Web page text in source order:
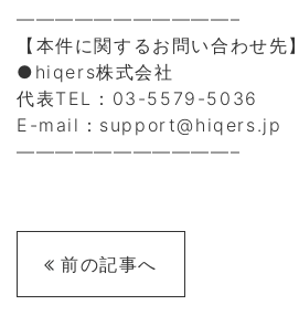
———————————–
【本件に関するお問い合わせ先】
●hiqers株式会社
代表TEL：03-5579-5036
E-mail：support@hiqers.jp
———————————–
前の記事へ